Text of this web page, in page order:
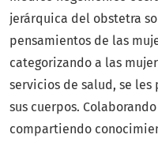
jerárquica del obstetra
pensamientos de las
categorizando a las
servicios de salud, se
sus cuerpos.
compartiendo